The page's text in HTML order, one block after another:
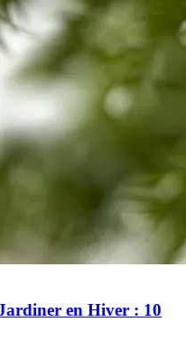
en Hiver : 10